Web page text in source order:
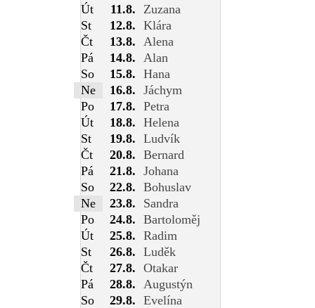
Út
11.8.
Zuzana
St
12.8. Klára
Čt
13.8.
Alena
Pá
14.8.
Alan
So
15.8. Hana
Ne
16.8. Jáchym
Po
17.8. Petra
Út
18.8. Helena
St
19.8. Ludvík
Čt
20.8. Bernard
Pá
21.8. Johana
So
22.8. Bohuslav
Ne
23.8.
Sandra
Po
24.8. Bartoloměj
Út
25.8. Radim
St
26.8. Luděk
Čt
27.8. Otakar
Pá
28.8.
Augustýn
So
29.8. Evelína